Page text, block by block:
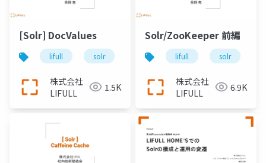
[Solr] DocValues
lifull solr
株式会社
LIFULL
1.5K
Solr/ZooKeeper 前編
lifull solr
株式会社
LIFULL
6.9K